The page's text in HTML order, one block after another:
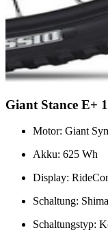
Giant Stance E+ 1
Motor: Giant
Akku: 625 Wh
Display:
Schaltung:
Schaltungstyp: